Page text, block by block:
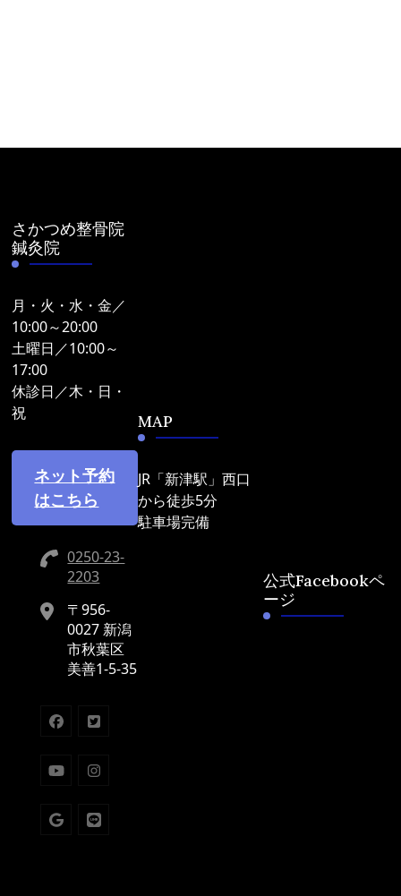
さかつめ整骨院
鍼灸院
月・火・水・金／
10:00～20:00
土曜日／10:00～
17:00
休診日／木・日・
祝
ネット予約
はこちら
0250-23-
2203
〒956-
0027 新潟
市秋葉区
美善1-5-35
MAP
JR「新津駅」西口
から徒歩5分
駐車場完備
公式Facebookペ
ージ